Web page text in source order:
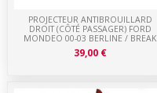
PROJECTEUR ANTIBROUILLARD
DROIT (CÔTÉ PASSAGER) FORD
MONDEO 00-03 BERLINE / BREAK
39,00 €